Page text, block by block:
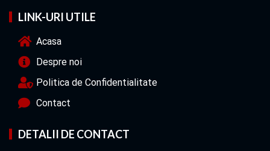
LINK-URI UTILE
Acasa
Despre noi
Politica de Confidentialitate
Contact
DETALII DE CONTACT